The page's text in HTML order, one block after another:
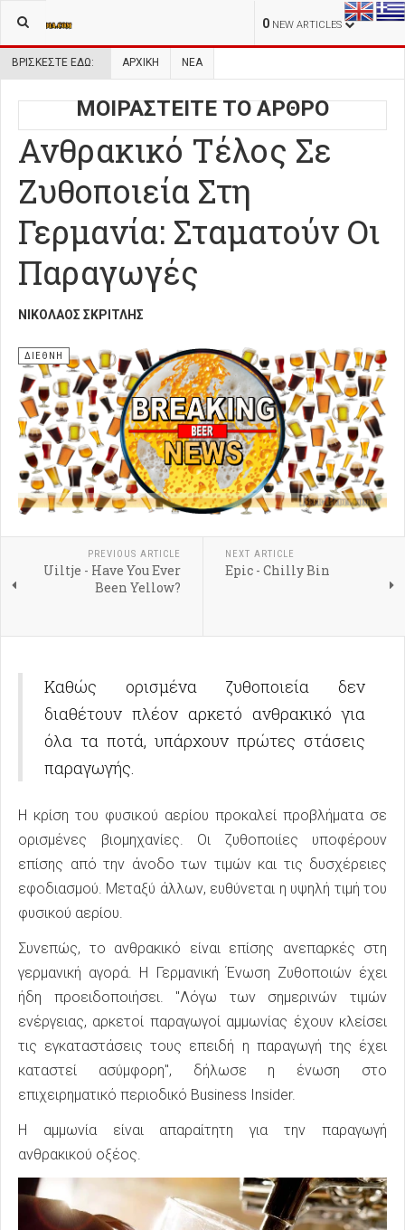
0 NEW ARTICLES
ΒΡΊΣΚΕΣΤΕ ΕΔΏ: ΑΡΧΙΚΉ ΝΕΑ
ΜΟΙΡΑΣΤΕΙΤΕ ΤΟ ΑΡΘΡΟ
Ανθρακικό Τέλος Σε
Ζυθοποιεία Στη
Γερμανία: Σταματούν Οι
Παραγωγές
ΝΙΚΌΛΑΟΣ ΣΚΡΙΤΛΉΣ
ΔΙΕΘΝΗ
PREVIOUS ARTICLE
Uiltje - Have You Ever
Been Yellow?
NEXT ARTICLE
Epic - Chilly Bin
Καθώς ορισμένα ζυθοποιεία δεν
διαθέτουν πλέον αρκετό ανθρακικό για
όλα τα ποτά, υπάρχουν πρώτες στάσεις
παραγωγής.
Η κρίση του φυσικού αερίου προκαλεί προβλήματα σε
ορισμένες βιομηχανίες. Οι ζυθοποιίες υποφέρουν
επίσης από την άνοδο των τιμών και τις δυσχέρειες
εφοδιασμού. Μεταξύ άλλων, ευθύνεται η υψηλή τιμή του
φυσικού αερίου.
Συνεπώς, το ανθρακικό είναι επίσης ανεπαρκές στη
γερμανική αγορά. Η Γερμανική Ένωση Ζυθοποιών έχει
ήδη προειδοποιήσει. "Λόγω των σημερινών τιμών
ενέργειας, αρκετοί παραγωγοί αμμωνίας έχουν κλείσει
τις εγκαταστάσεις τους επειδή η παραγωγή της έχει
καταστεί ασύμφορη", δήλωσε η ένωση στο
επιχειρηματικό περιοδικό Business Insider.
Η αμμωνία είναι απαραίτητη για την παραγωγή
ανθρακικού οξέος.